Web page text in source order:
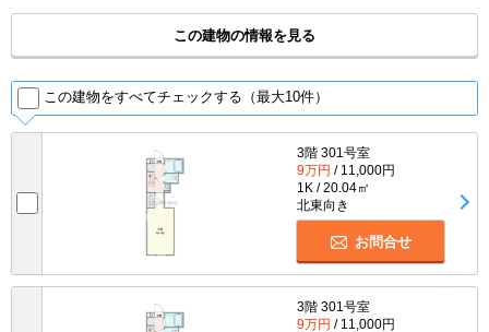
この建物の情報を見る
この建物をすべてチェックする（最大10件）
3階 301号室
9万円 / 11,000円
1K / 20.04㎡
北東向き
お問合せ
3階 301号室
9万円 / 11,000円